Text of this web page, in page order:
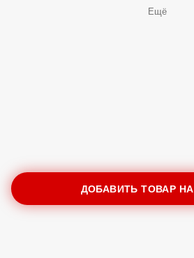
ДОБАВИТЬ ТОВАР НА
Ещё